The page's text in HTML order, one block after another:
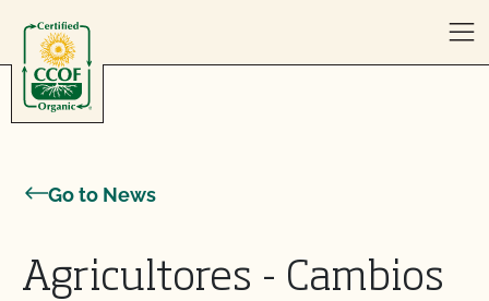
Go to News
Agricultores - Cambios